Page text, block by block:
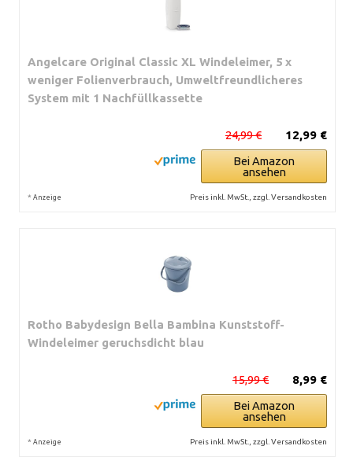
Angelcare Original Classic XL Windeleimer, 5 x
weniger Folienverbrauch, Umweltfreundlicheres
System mit 1 Nachfüllkassette
12,99 €
24,99 €
Bei Amazon
ansehen
* Anzeige Preis inkl. MwSt., zzgl. Versandkosten
Rotho Babydesign Bella Bambina Kunststoff-
Windeleimer geruchsdicht blau
8,99 €
15,99 €
Bei Amazon
ansehen
* Anzeige Preis inkl. MwSt., zzgl. Versandkosten